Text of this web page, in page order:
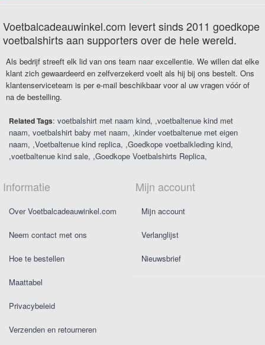
Voetbalcadeauwinkel.com levert sinds 2011 goedkope
voetbalshirts aan supporters over de hele wereld.
Als bedrijf streeft elk lid van ons team naar excellentie. We willen dat elke
klant zich gewaardeerd en zelfverzekerd voelt als hij bij ons bestelt. Ons
klantenserviceteam is per e-mail beschikbaar voor al uw vragen vóór of
na de bestelling.
Related Tags: voetbalshirt met naam kind ,voetbaltenue kind met
naam voetbalshirt baby met naam ,kinder voetbaltenue met eigen
naam ,Voetbaltenue kind replica ,Goedkope voetbalkleding kind
,voetbaltenue kind sale ,Goedkope Voetbalshirts Replica
Informatie
Over Voetbalcadeauwinkel.com
Neem contact met ons
Hoe te bestellen
Maattabel
Privacybeleid
Verzenden en retourneren
Mijn account
Mijn account
Verlanglijst
Nieuwsbrief